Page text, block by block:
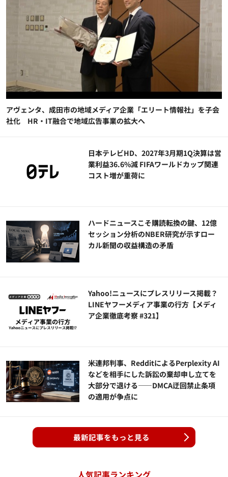
アヴェンタ、成田市の地域メディア企業「エリート情報社」を子会
社化 HR・IT融合で地域広告事業の拡大へ
日本テレビHD、2027年3月期1Q決算は営
業利益36.6%減 FIFAワールドカップ関連
コスト増が重荷に
ハードニュースこそ購読転換の鍵、12億
セッション分析のNBER研究が示すロー
カル新聞の収益構造の矛盾
Yahoo!ニュースにプレスリリース掲載？
LINEヤフーメディア事業の行方【メディ
ア企業徹底考察 #321】
米連邦判事、RedditによるPerplexity AI
などを相手にした訴訟の棄却申し立てを
大部分で退ける——DMCA迂回禁止条項
の適用が争点に
最新記事をもっと見る
人気記事ランキング